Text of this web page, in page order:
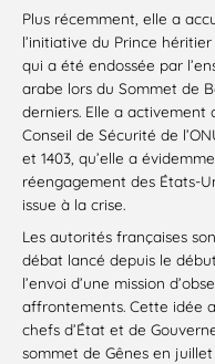
Plus récemment, elle a
l’initiative du Prince
qui a été endossée par
arabe lors du Sommet de
derniers. Elle a activement
Conseil de Sécurité de
et 1403, qu’elle a
réengagement des États-
issue à la crise.
Les autorités françaises
débat lancé depuis le
l’envoi d’une mission
affrontements. Cette idée
chefs d’État et de
sommet de Gênes en